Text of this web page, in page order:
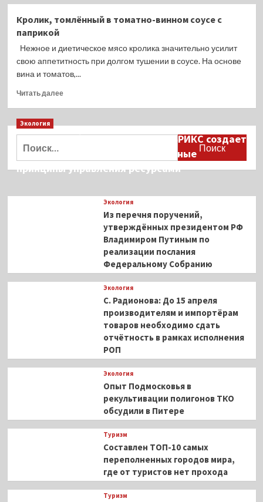
Кролик, томлённый в томатно-винном соусе с
паприкой
Нежное и диетическое мясо кролика значительно усилит
свою аппетитность при долгом тушении в соусе. На основе
вина и томатов,...
Читать далееПрочитать
Кролик,
томлённый
томатно-
винном
Экология
Дмитрий Кобылкин: площадка БРИКС создает
возможность сформировать единые
принципы управления ресурсами
Экология
Из перечня поручений,
утверждённых президентом РФ
Владимиром Путиным по
реализации послания
Федеральному Собранию
Экология
С. Радионова: До 15 апреля
производителям и импортёрам
товаров необходимо сдать
отчётность в рамках исполнения
РОП
Экология
Опыт Подмосковья в
рекультивации полигонов ТКО
обсудили в Питере
Туризм
Составлен ТОП-10 самых
переполненных городов мира,
где от туристов нет прохода
Туризм